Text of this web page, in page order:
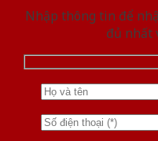
Nhập thông tin để
đủ nhất